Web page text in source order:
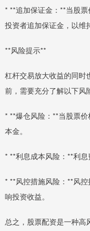
* **追加保证金：**当股
投资者追加保证金，以维
**风险提示**
杠杆交易放大收益的同时
前，需要充分了解以下风
* **爆仓风险：**当股票
本金。
* **利息成本风险：**利息
* **风控措施风险：**风
响投资收益。
总之，股票配资是一种高